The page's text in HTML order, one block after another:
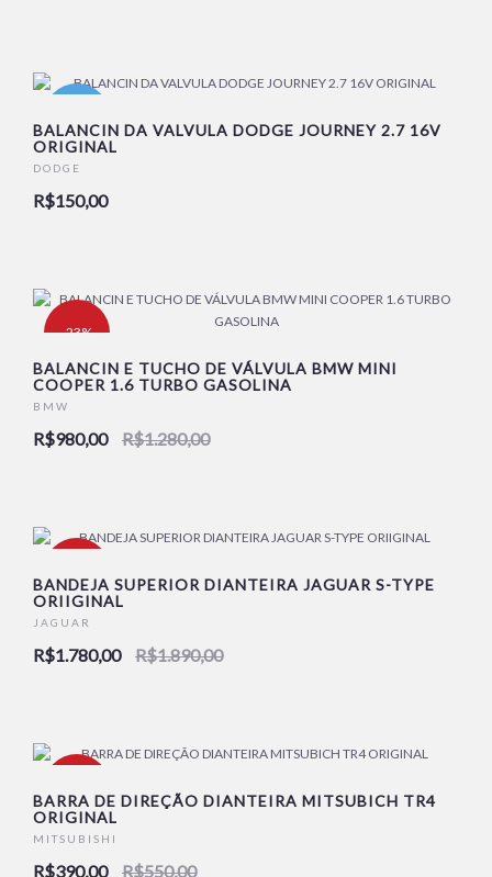
BALANCIN DA VALVULA DODGE JOURNEY 2.7 16V
ORIGINAL
DODGE
R$150,00
-23%
NOVO
BALANCIN E TUCHO DE VÁLVULA BMW MINI
COOPER 1.6 TURBO GASOLINA
BMW
R$980,00 R$1.280,00
BANDEJA SUPERIOR DIANTEIRA JAGUAR S-TYPE
ORIIGINAL
JAGUAR
R$1.780,00 R$1.890,00
BARRA DE DIREÇÃO DIANTEIRA MITSUBICH TR4
ORIGINAL
MITSUBISHI
R$390,00 R$550,00